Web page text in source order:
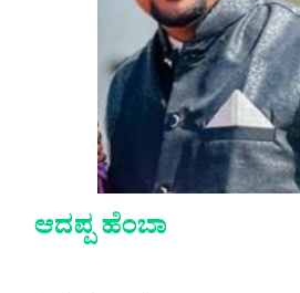
ಆದಪ್ಪ ಹೆಂಬಾ